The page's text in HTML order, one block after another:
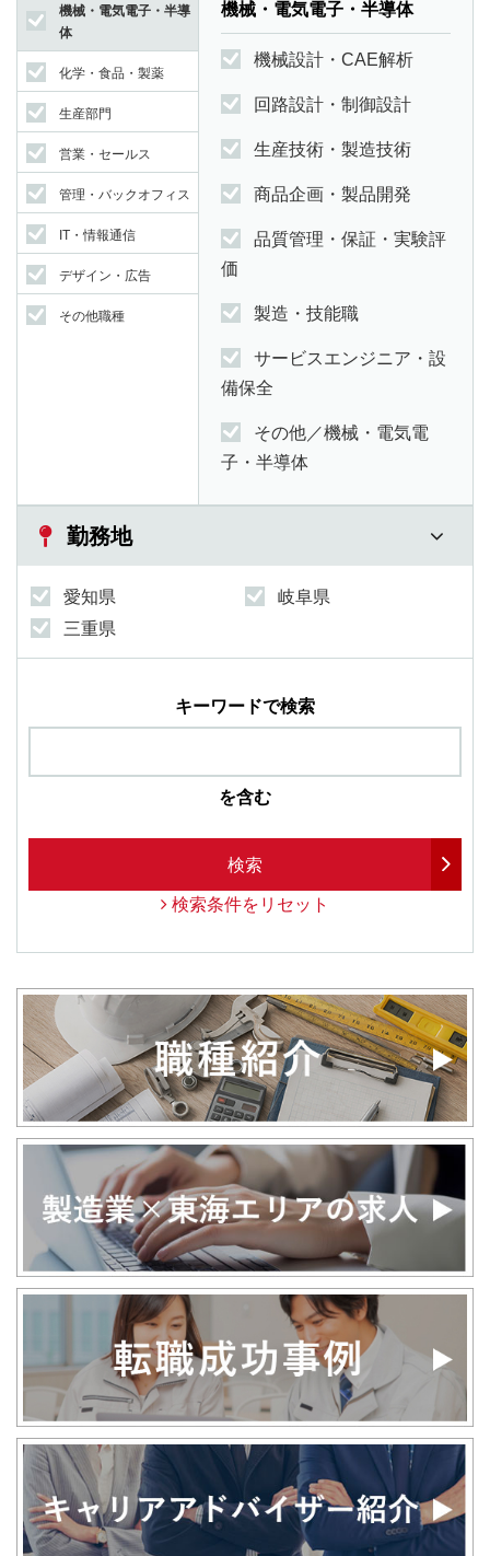
機械・電気電子・半導
体
化学・食品・製薬
生産部門
営業・セールス
管理・バックオフィス
IT・情報通信
デザイン・広告
その他職種
機械・電気電子・半導体
機械設計・CAE解析
回路設計・制御設計
生産技術・製造技術
商品企画・製品開発
品質管理・保証・実験評
価
製造・技能職
サービスエンジニア・設
備保全
その他／機械・電気電
子・半導体
勤務地
愛知県
岐阜県
三重県
キーワードで検索
を含む
検索
検索条件をリセット